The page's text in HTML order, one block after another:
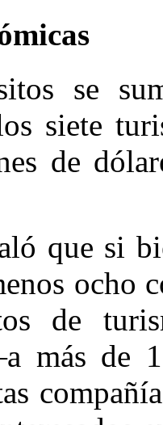
se
siete
de
que si
ocho
de
más de